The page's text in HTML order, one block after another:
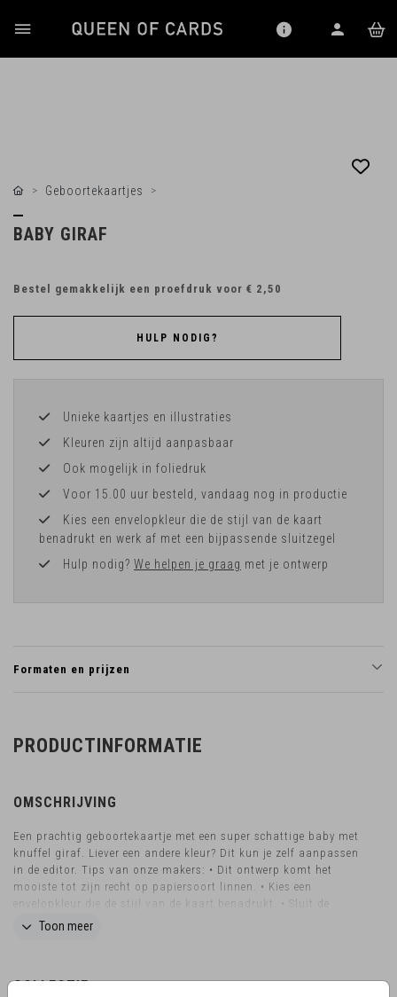
Geboortekaartjes
BABY GIRAF
Bestel gemakkelijk een proefdruk voor € 2,50
HULP NODIG?
Unieke kaartjes en illustraties
Kleuren zijn altijd aanpasbaar
Ook mogelijk in foliedruk
Voor 15.00 uur besteld, vandaag nog in productie
Kies een envelopkleur die de stijl van de kaart
benadrukt en werk af met een bijpassende sluitzegel
Hulp nodig? We helpen je graag met je ontwerp
Formaten en prijzen
PRODUCTINFORMATIE
OMSCHRIJVING
Een prachtig geboortekaartje met een super schattige baby met
knuffel giraf. Liever een andere kleur? Dit kun je zelf aanpassen
in de editor. Tips van onze makers: • Dit ontwerp komt het
mooiste tot zijn recht op papiersoort linnen. • Kies een
envelopkleur die de stijl van de kaart benadrukt. • Sluit de
envelop met een bijpassende sluitzegel. Wil je dit design in een
Toon meer
COLLECTIE